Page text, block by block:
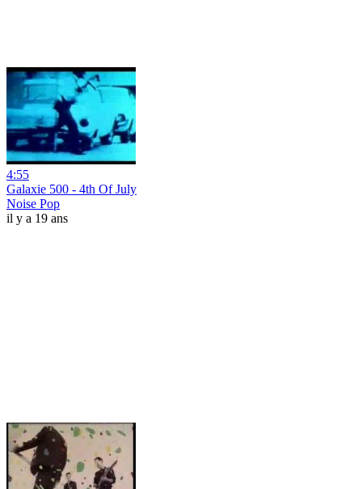
4:55
Galaxie 500 - 4th Of July
Noise Pop
il y a 19 ans